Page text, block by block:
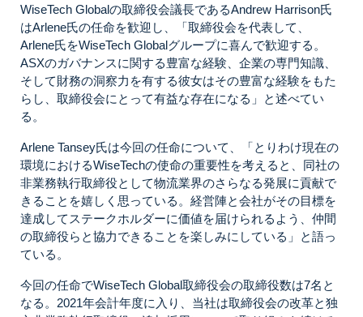
WiseTech Globalの取締役会議長であるAndrew Harrison氏
はArlene氏の任命を歓迎し、「取締役会を代表して、
Arlene氏をWiseTech Globalグループに喜んで歓迎する。
ASXのガバナンスに関する豊富な経験、企業の専門知識、
そして財務の洞察力を有する彼女はその豊富な経験をもた
らし、取締役会にとって有益な存在になる」と述べてい
る。
Arlene Tansey氏は今回の任命について、「とりわけ現在の
環境におけるWiseTechの使命の重要性を考えると、同社の
非業務執行取締役として物流業界のさらなる発展に貢献で
きることを嬉しく思っている。経営陣と会社がその目標を
達成してステークホルダーに価値を届けられるよう、仲間
の取締役らと協力できることを楽しみにしている」と語っ
ている。
今回の任命でWiseTech Global取締役会の取締役数は7名と
なる。2021年会計年度に入り、当社は取締役会の改革と独